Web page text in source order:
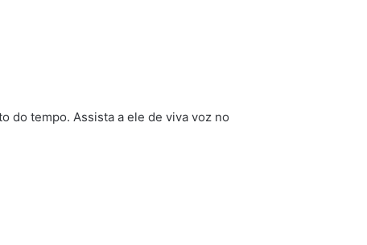
do tempo. Assista a ele de viva voz no